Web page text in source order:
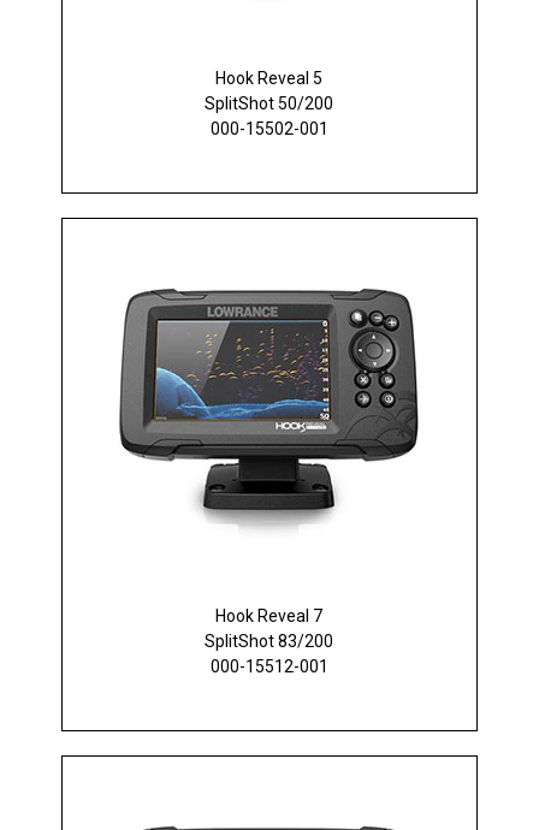
Hook Reveal 5
SplitShot 50/200
000-15502-001
Hook Reveal 7
SplitShot 83/200
000-15512-001